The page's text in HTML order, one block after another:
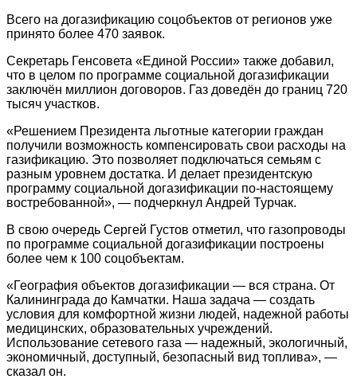
Всего на догазификацию соцобъектов от регионов уже
принято более 470 заявок.
Секретарь Генсовета «Единой России» также добавил,
что в целом по программе социальной догазификации
заключён миллион договоров. Газ доведён до границ 720
тысяч участков.
«Решением Президента льготные категории граждан
получили возможность компенсировать свои расходы на
газификацию. Это позволяет подключаться семьям с
разным уровнем достатка. И делает президентскую
программу социальной догазификации по-настоящему
востребованной», — подчеркнул Андрей Турчак.
В свою очередь Сергей Густов отметил, что газопроводы
по программе социальной догазификации построены
более чем к 100 соцобъектам.
«География объектов догазификации — вся страна. От
Калининграда до Камчатки. Наша задача — создать
условия для комфортной жизни людей, надежной работы
медицинских, образовательных учреждений.
Использование сетевого газа — надежный, экологичный,
экономичный, доступный, безопасный вид топлива», —
сказал он.